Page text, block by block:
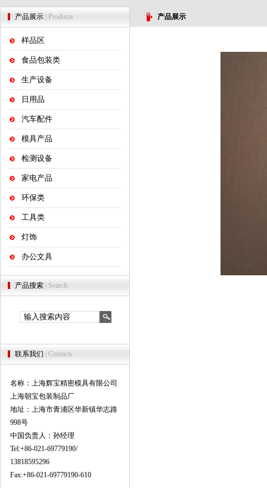
产品展示 | Products
样品区
食品包装类
生产设备
日用品
汽车配件
模具产品
检测设备
家电产品
环保类
工具类
灯饰
办公文具
产品搜索 | Search
联系我们 | Contacts
名称：上海辉宝精密模具有限公司
上海朝宝包装制品厂
地址：上海市青浦区华新镇华志路
998号
中国负责人：孙经理
Tel:+86-021-69779190/
13818595296
Fax:+86-021-69779190-610
产品展示